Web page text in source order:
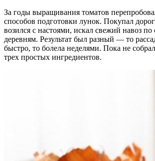
За годы выращивания томатов
способов подготовки лунок. Покупал
возился с настоями, искал свежий навоз по
деревням. Результат был разный — то
быстро, то болела неделями. Пока не
трех простых ингредиентов.